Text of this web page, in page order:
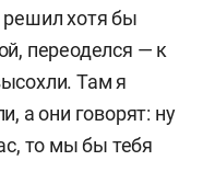
решил хотя бы
переоделся — к
Там я
а они говорят: ну
то мы бы тебя